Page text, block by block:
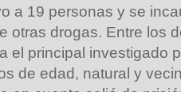
a 19 personas y se
otras drogas. Entre los
el principal investigado
de edad, natural y